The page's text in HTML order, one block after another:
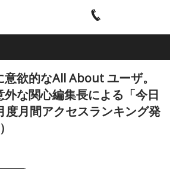
ョ
ン
欲的なAll About ユーザ。
外な関心編集長による「今日
度月間アクセスランキング発